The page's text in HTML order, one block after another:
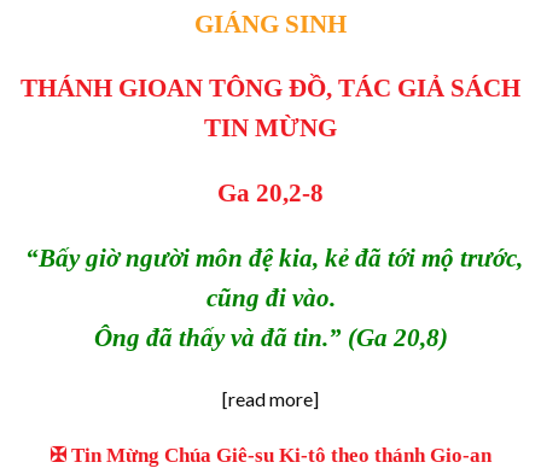
GIÁNG SINH
THÁNH GIOAN TÔNG ĐỒ, TÁC GIẢ SÁCH
TIN MỪNG
Ga 20,2-8
“Bấy giờ người môn đệ kia, kẻ đã tới mộ trước,
cũng đi vào.
Ông đã thấy và đã tin.” (Ga 20,8)
[read more]
✠ Tin Mừng Chúa Giê-su Ki-tô theo thánh Gio-an